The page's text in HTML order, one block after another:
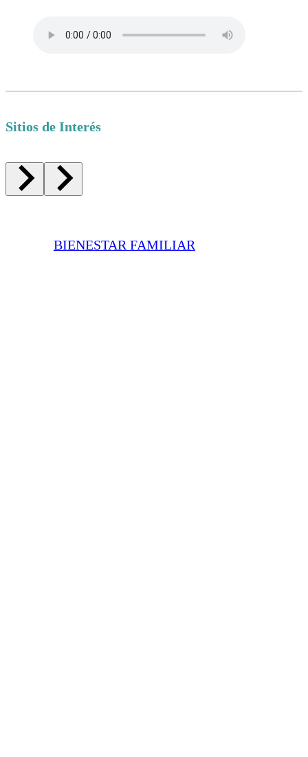
Sitios de Interés
BIENESTAR FAMILIAR